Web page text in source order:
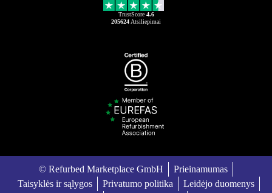
TrustScore 4.6
205624 Atsiliepimai
© Refurbed Marketplace GmbH
Prieinamumas
Taisyklės ir sąlygos
Privatumo politika Leidėjo duomenys